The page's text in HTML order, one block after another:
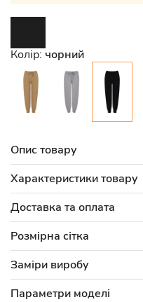
Колір: чорний
Опис товару
Характеристики товару
Доставка та оплата
Розмірна сітка
Заміри виробу
Параметри моделі